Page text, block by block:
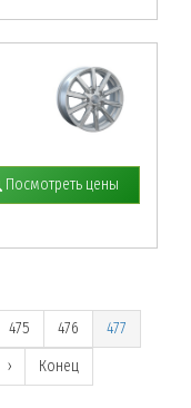
Посмотреть цены
475 476
477
› Конец